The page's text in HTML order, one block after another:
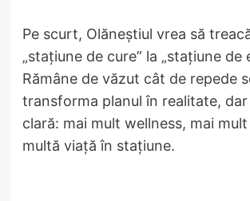
Pe scurt, Olăneștiul vrea să
„stațiune de cure” la „stațiune de
Rămâne de văzut cât de repede
transforma planul în realitate,
clară: mai mult wellness, mai
multă viață în stațiune.